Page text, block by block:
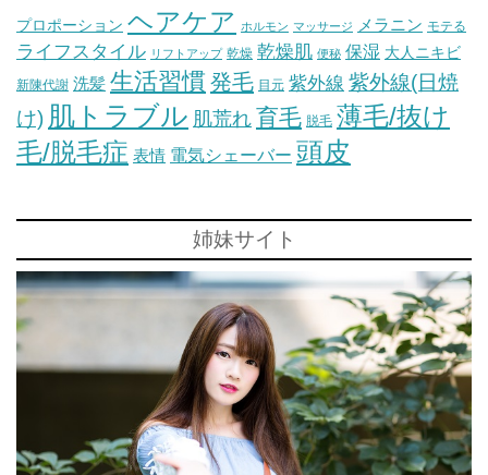
プロポーション ヘアケア ホルモン マッサージ メラニン モテる
ライフスタイル リフトアップ 乾燥 乾燥肌 便秘 保湿 大人ニキビ
新陳代謝 洗髪 生活習慣 発毛 目元 紫外線 紫外線(日焼
け) 肌トラブル 肌荒れ育毛 脱毛 薄毛/抜け
毛/脱毛症 表情 電気シェーバー 頭皮
姉妹サイト